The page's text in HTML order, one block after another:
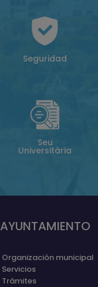
Seguridad
Seu
Universitària
AYUNTAMIENTO
Organización municipal
Servicios
Trámites